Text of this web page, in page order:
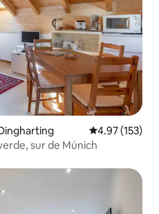
Calificación
4.97 (153)
sur de Múnich